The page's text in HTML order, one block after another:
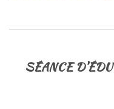
SÉANCE